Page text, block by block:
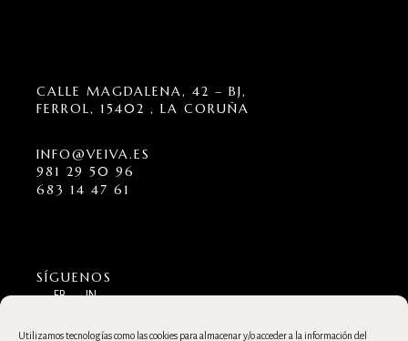
Utilizamos tecnologías como las cookies para almacenar y/o acceder a la información del
CALLE MAGDALENA, 42 – BJ,
FERROL, 15402 , LA CORUÑA
INFO@VEIVA.ES
981 29 50 96
683 14 47 61
SÍGUENOS
FB IN